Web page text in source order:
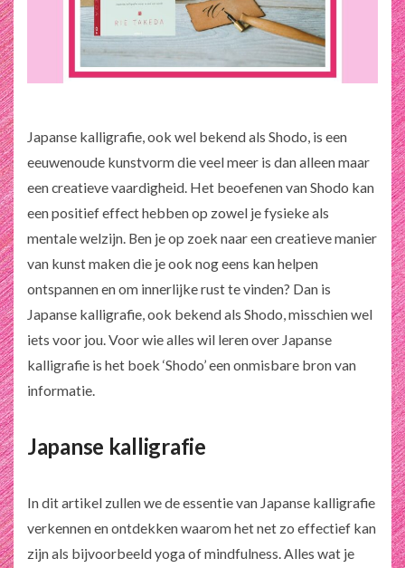
Japanse kalligrafie, ook wel bekend als Shodo, is een
eeuwenoude kunstvorm die veel meer is dan alleen maar
een creatieve vaardigheid. Het beoefenen van Shodo kan
een positief effect hebben op zowel je fysieke als
mentale welzijn. Ben je op zoek naar een creatieve manier
van kunst maken die je ook nog eens kan helpen
ontspannen en om innerlijke rust te vinden? Dan is
Japanse kalligrafie, ook bekend als Shodo, misschien wel
iets voor jou. Voor wie alles wil leren over Japanse
kalligrafie is het boek ‘Shodo’ een onmisbare bron van
informatie.
Japanse kalligrafie
In dit artikel zullen we de essentie van Japanse kalligrafie
verkennen en ontdekken waarom het net zo effectief kan
zijn als bijvoorbeeld yoga of mindfulness. Alles wat je